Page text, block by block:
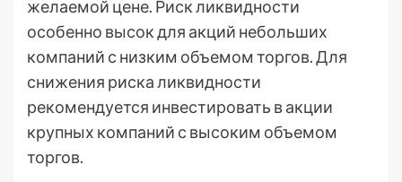
желаемой цене. Риск ликвидности
особенно высок для акций небольших
компаний с низким объемом торгов. Для
снижения риска ликвидности
рекомендуется инвестировать в акции
крупных компаний с высоким объемом
торгов.